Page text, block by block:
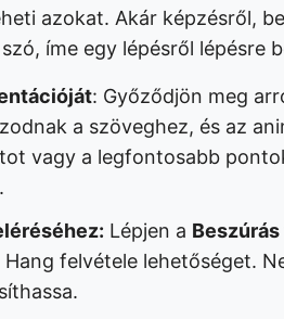
azokat. Akár képzésről,
íme egy lépésről lépésre
: Győződjön meg
a szöveghez, és az
vagy a legfontosabb
Lépjen a Beszúrás
Hang felvétele lehetőséget.